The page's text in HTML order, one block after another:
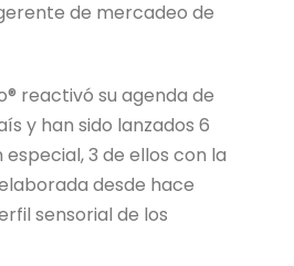
de mercadeo de
reactivó su agenda de
y han sido lanzados 6
3 de ellos con la
desde hace
sensorial de los